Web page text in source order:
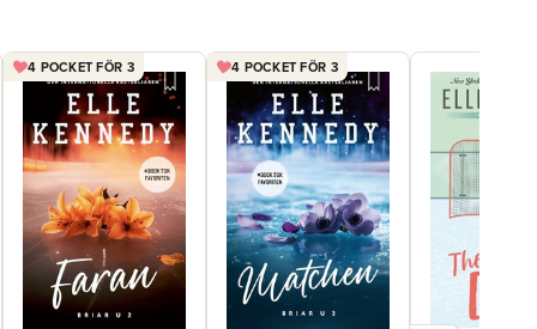
4 POCKET FÖR 3 4 POCKET FÖR 3